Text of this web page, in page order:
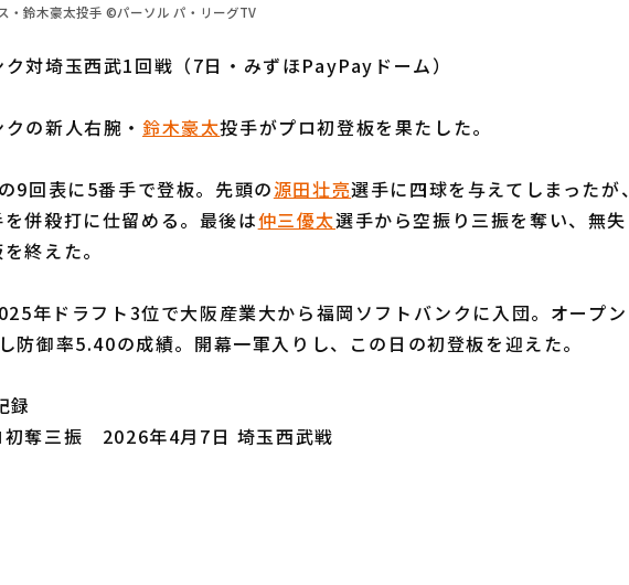
・鈴木豪太投手 ©パーソル パ・リーグTV
対埼玉西武1回戦（7日・みずほPayPayドーム）
の新人右腕・ 鈴木豪太投手がプロ初登板を果たした。
回表に5番手で登板。先頭の源田壮亮選手に四球を与えてしまったが、
併殺打に仕留める。最後は仲三優太選手から空振り三振を奪い、無失
終えた。
年ドラフト3位で大阪産業大から福岡ソフトバンクに入団。オープン
防御率5.40の成績。開幕一軍入りし、この日の初登板を迎えた。
録
初奪三振 2026年4月7日 埼玉西武戦